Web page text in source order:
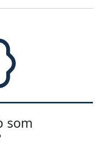
som